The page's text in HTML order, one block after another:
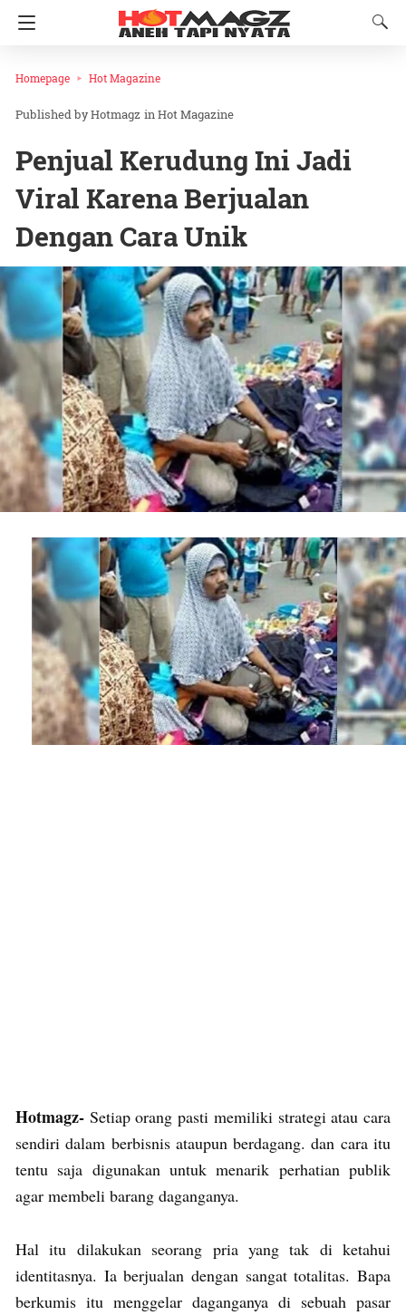
Homepage Hot Magazine
Hotmagz inHot Magazine
Penjual Kerudung Ini Jadi
Viral Karena Berjualan
Dengan Cara Unik
Hotmagz- Setiap orang pasti memiliki strategi atau cara
sendiri dalam berbisnis ataupun berdagang. dan cara itu
tentu saja digunakan untuk menarik perhatian publik
agar membeli barang daganganya.
Hal itu dilakukan seorang pria yang tak di ketahui
identitasnya. Ia berjualan dengan sangat totalitas. Bapa
berkumis itu menggelar daganganya di sebuah pasar